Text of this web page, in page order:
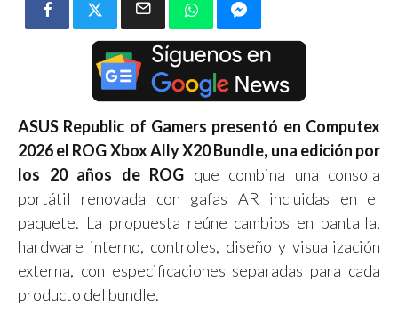
ASUS Republic of Gamers presentó en Computex
2026 el ROG Xbox Ally X20 Bundle, una edición por
los 20 años de ROG que combina una consola
portátil renovada con gafas AR incluidas en el
paquete. La propuesta reúne cambios en pantalla,
hardware interno, controles, diseño y visualización
externa, con especificaciones separadas para cada
producto del bundle.